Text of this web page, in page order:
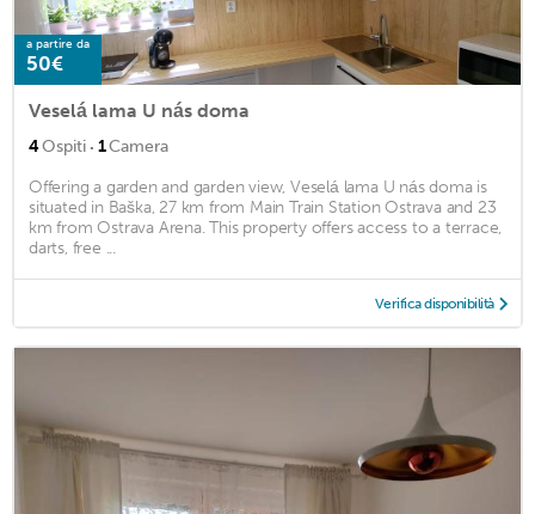
a partire da
50€
Veselá lama U nás doma
4Ospiti · 1Camera
Offering a garden and garden view, Veselá lama U nás doma is
situated in Baška, 27 km from Main Train Station Ostrava and 23
km from Ostrava Arena. This property offers access to a terrace,
darts, free ...
Verifica disponibilità